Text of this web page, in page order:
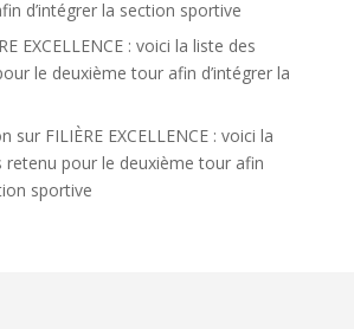
d’intégrer la section sportive
EXCELLENCE : voici la liste des
le deuxième tour afin d’intégrer la
sur FILIÈRE EXCELLENCE : voici la
retenu pour le deuxième tour afin
sportive